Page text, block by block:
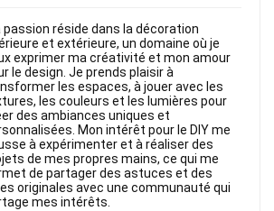
passion réside dans la décoration
et extérieure, un domaine où je
exprimer ma créativité et mon amour
le design. Je prends plaisir à
les espaces, à jouer avec les
les couleurs et les lumières pour
des ambiances uniques et
Mon intérêt pour le DIY me
à expérimenter et à réaliser des
de mes propres mains, ce qui me
de partager des astuces et des
originales avec une communauté qui
mes intérêts.